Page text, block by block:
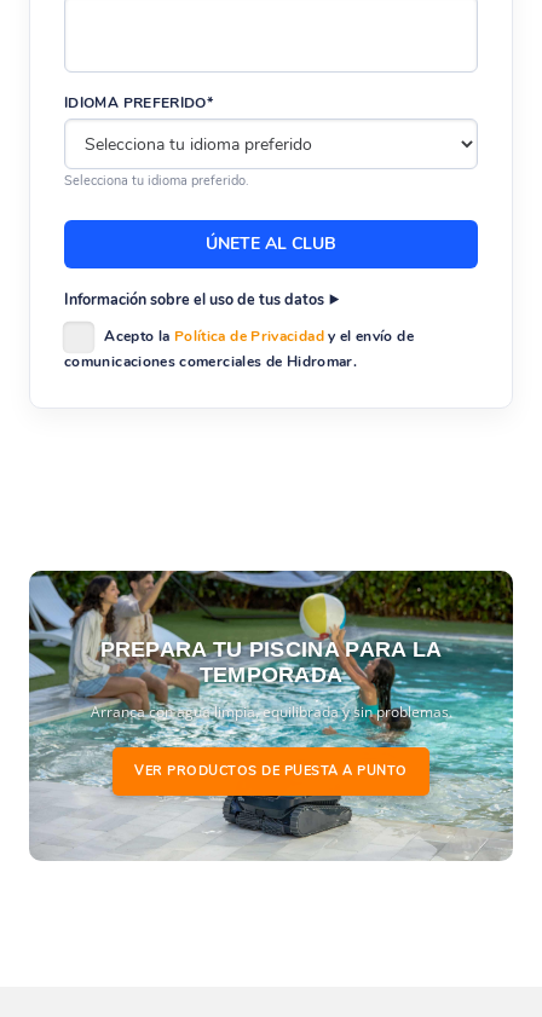
IDIOMA PREFERIDO*
Selecciona tu idioma preferido.
Información sobre el uso de tus datos
Acepto la Política de Privacidady el envío de
comunicaciones comerciales de Hidromar.
PREPARA TU PISCINA PARA LA
TEMPORADA
Arranca con agua limpia, equilibrada y sin problemas.
VER PRODUCTOS DE PUESTA A PUNTO